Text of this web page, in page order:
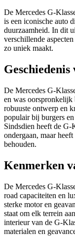
De Mercedes G-
is een iconische auto
duurzaamheid. In dit
verschillende
zo uniek maakt.
Geschiedenis
De Mercedes G-
en was
robuuste ontwerp en
populair bij burgers
Sindsdien heeft de G-
ondergaan, maar
behouden.
Kenmerken
De Mercedes G-
road capaciteiten en
sterke motor en
staat om elk terrein
interieur van de G-
materialen en